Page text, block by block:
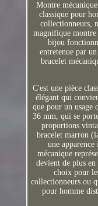
Montre
classique pour
collectionneurs,
magnifique
bijou
entretenue par
bracelet
C'est une pièce
élégant qui
que pour un usage
36 mm, qui se
proportions
bracelet marron
une
mécanique
devient de plus
choix pour
collectionneurs ou
pour homme